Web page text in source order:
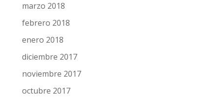
marzo 2018
febrero 2018
enero 2018
diciembre 2017
noviembre 2017
octubre 2017